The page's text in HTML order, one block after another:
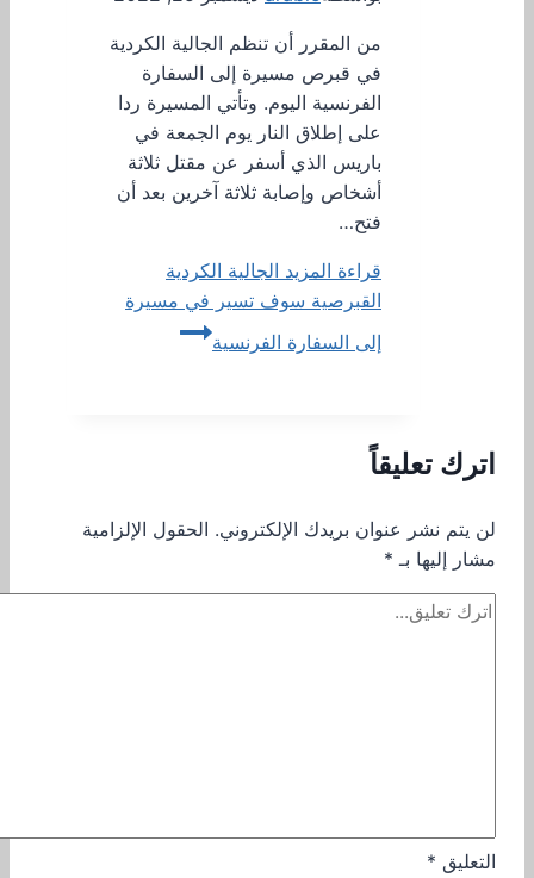
من المقرر أن تنظم الجالية الكردية
في قبرص مسيرة إلى السفارة
الفرنسية اليوم. وتأتي المسيرة ردا
على إطلاق النار يوم الجمعة في
باريس الذي أسفر عن مقتل ثلاثة
أشخاص وإصابة ثلاثة آخرين بعد أن
فتح…
قراءة المزيد الجالية الكردية
القبرصية سوف تسير في مسيرة
إلى السفارة الفرنسية
اترك تعليقاً
لن يتم نشر عنوان بريدك الإلكتروني. الحقول الإلزامية
مشار إليها بـ *
التعليق *